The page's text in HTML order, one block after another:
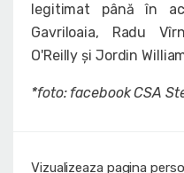
legitimat până în
Gavriloaia, Radu
O'Reilly și Jordin
*foto: facebook CSA
Vizualizeaza pagina